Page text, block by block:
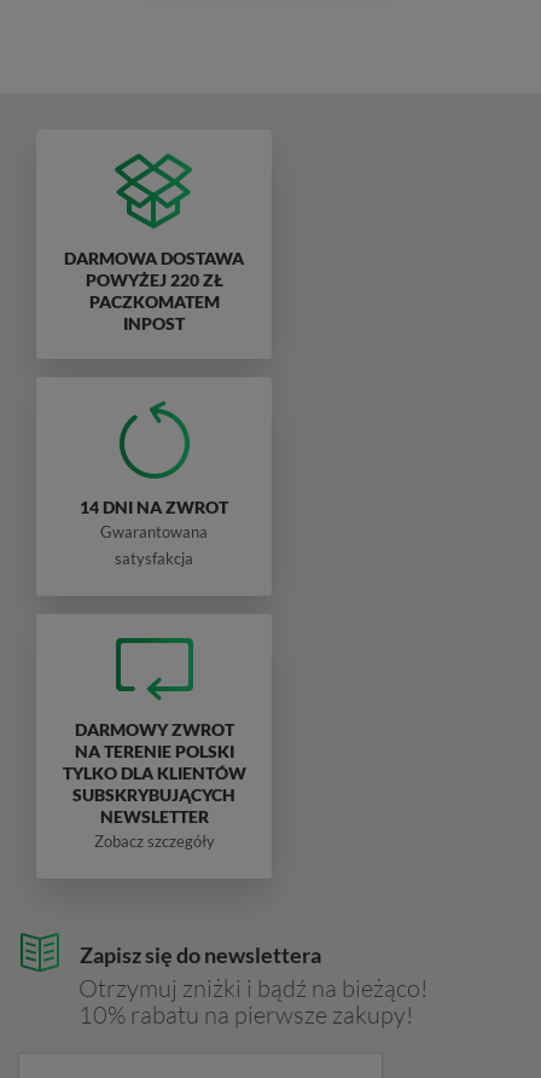
Zapisz się do newslettera
Otrzymuj zniżki i bądź na bieżąco!
10% rabatu na pierwsze zakupy!
DARMOWA DOSTAWA
POWYŻEJ 220 ZŁ
PACZKOMATEM
INPOST
14 DNI NA ZWROT
Gwarantowana
satysfakcja
DARMOWY ZWROT
NA TERENIE POLSKI
TYLKO DLA KLIENTÓW
SUBSKRYBUJĄCYCH
NEWSLETTER
Zobacz szczegóły